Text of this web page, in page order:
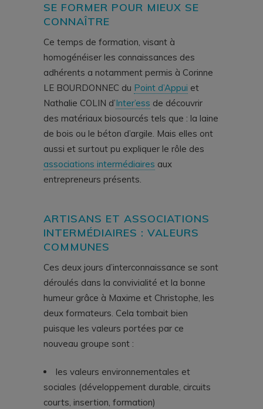
SE FORMER POUR MIEUX SE
CONNAÎTRE
Ce temps de formation, visant à
homogénéiser les connaissances des
adhérents a notamment permis à Corinne
LE BOURDONNEC du Point d’Appui et
Nathalie COLIN d’Inter’ess de découvrir
des matériaux biosourcés tels que : la laine
de bois ou le béton d’argile. Mais elles ont
aussi et surtout pu expliquer le rôle des
associations intermédiaires aux
entrepreneurs présents.
ARTISANS ET ASSOCIATIONS
INTERMÉDIAIRES : VALEURS
COMMUNES
Ces deux jours d’interconnaissance se sont
déroulés dans la convivialité et la bonne
humeur grâce à Maxime et Christophe, les
deux formateurs. Cela tombait bien
puisque les valeurs portées par ce
nouveau groupe sont :
les valeurs environnementales et
sociales (développement durable, circuits
courts, insertion, formation)